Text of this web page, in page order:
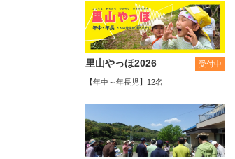
里山やっほ2026 受付中
【年中～年長児】12名